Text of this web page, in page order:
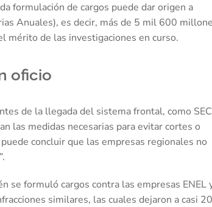
formulación de cargos puede dar origen a
Anuales), es decir, más de 5 mil 600
mérito de las investigaciones en curso.
oficio
de la llegada del sistema frontal, como SEC
las medidas necesarias para evitar cortes o
concluir que las empresas regionales no
se formuló cargos contra las empresas ENEL
similares, las cuales dejaron a casi